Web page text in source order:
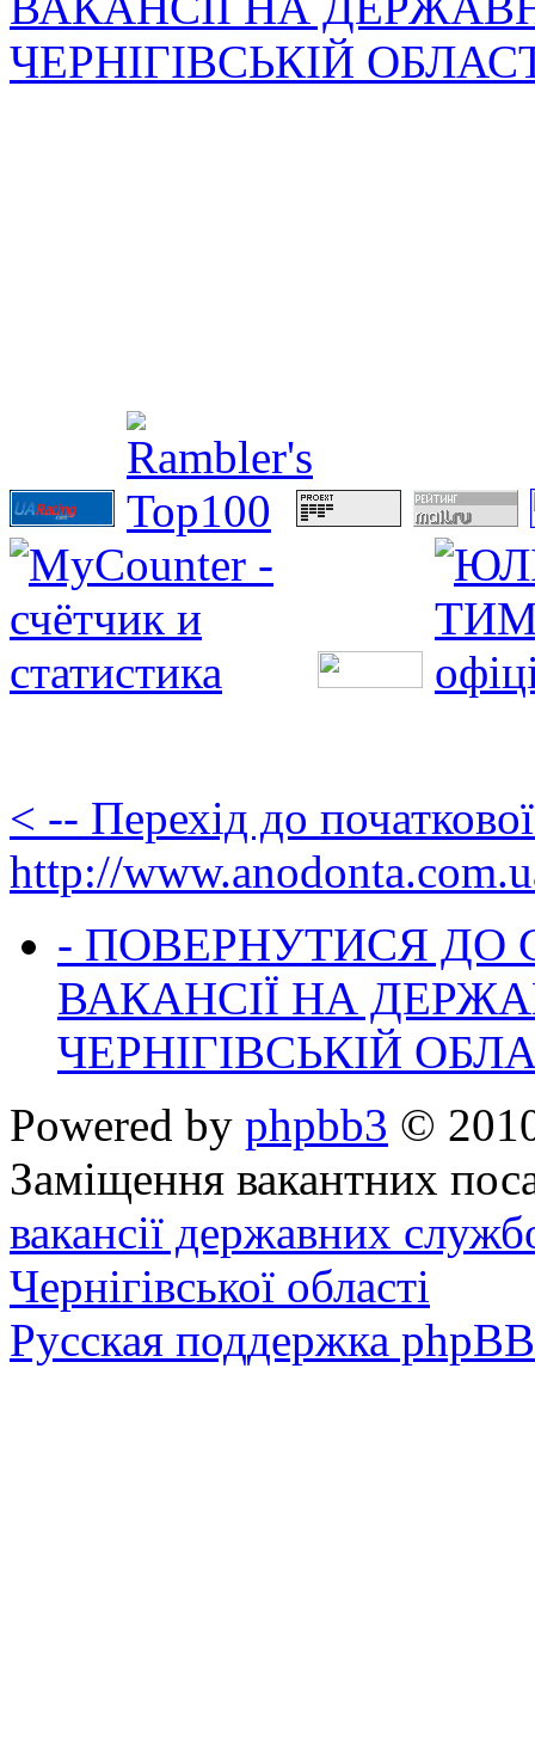
ЧЕРНІГІВСЬКІЙ
< -- Перехід до
http://
- ПОВЕРНУТИСЯ ДО
ВАКАНСІЇ НА
ЧЕРНІГІВСЬКІЙ
Powered by phpbb3 ©
Заміщення вакантних
вакансії державних
Чернігівської області
Русская поддержка phpBB